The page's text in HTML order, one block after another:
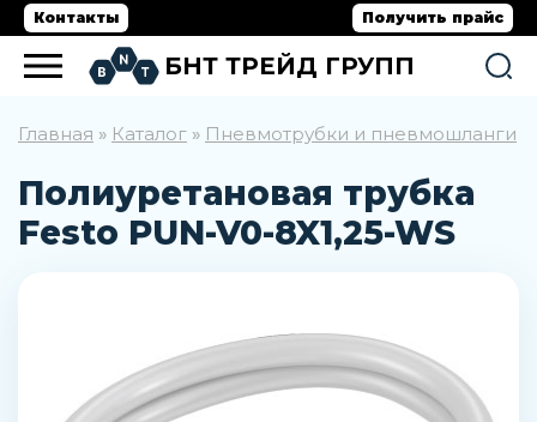
Контакты Получить прайс
БНТ ТРЕЙД ГРУПП
Главная » Каталог » Пневмотрубки и пневмошланги
Полиуретановая трубка
Festo PUN-V0-8X1,25-WS